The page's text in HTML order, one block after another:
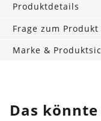
Produktdetails
Frage zum Produkt
Marke &
Das